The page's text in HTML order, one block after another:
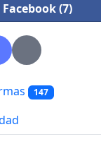
(7)
147